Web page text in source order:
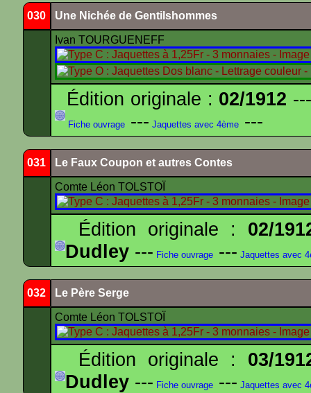
030 Une Nichée de Gentilshommes
Ivan TOURGUENEFF
Édition originale : 02/1912
Fiche ouvrage --- Jaquettes avec 4ème ---
031 Le Faux Coupon et autres Contes
Comte Léon TOLSTOÏ
Édition originale : 02/
Dudley --- Fiche ouvrage --- Jaquettes avec
032 Le Père Serge
Comte Léon TOLSTOÏ
Édition originale : 03/
Dudley --- Fiche ouvrage --- Jaquettes avec